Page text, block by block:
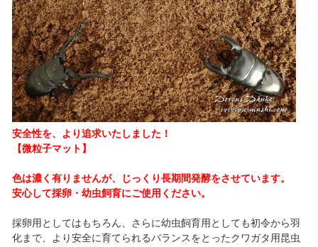
安全性を、より追求いたしました！
【微粒子マット】
色は濃く有りませんが、じっくり長期間発酵をさせています。
安心して採卵・幼虫飼育にご使用ください。
採卵用としてはもちろん、さらに幼虫飼育用としても初令から羽
化まで、より安全に育てられるバランスをとったクワガタ用昆虫